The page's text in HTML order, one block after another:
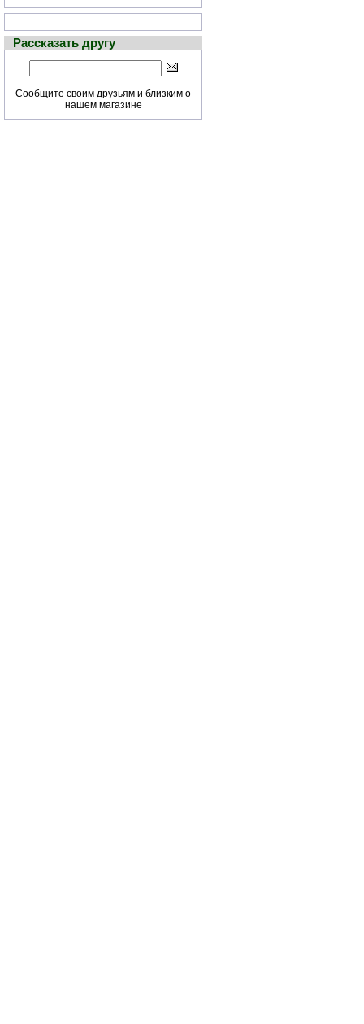
Рассказать другу
Сообщите своим друзьям и близким о
нашем магазине